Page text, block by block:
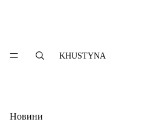
KHUSTYNA
Новини